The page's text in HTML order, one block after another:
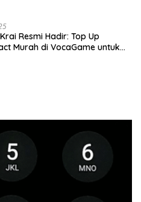
Resmi Hadir: Top Up
Murah di VocaGame untuk